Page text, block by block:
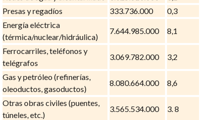
Presas y regadíos
333.736.000
0,3
Energía eléctrica
(térmica/nuclear/hidráulica)
7.644.985.000 8,1
Ferrocarriles, teléfonos y
telégrafos
3.069.782.000 3,2
Gas y petróleo (refinerías,
oleoductos, gasoductos)
8.080.664.000 8,6
Otras obras civiles (puentes,
túneles, etc.)
3.565.534.000 3. 8